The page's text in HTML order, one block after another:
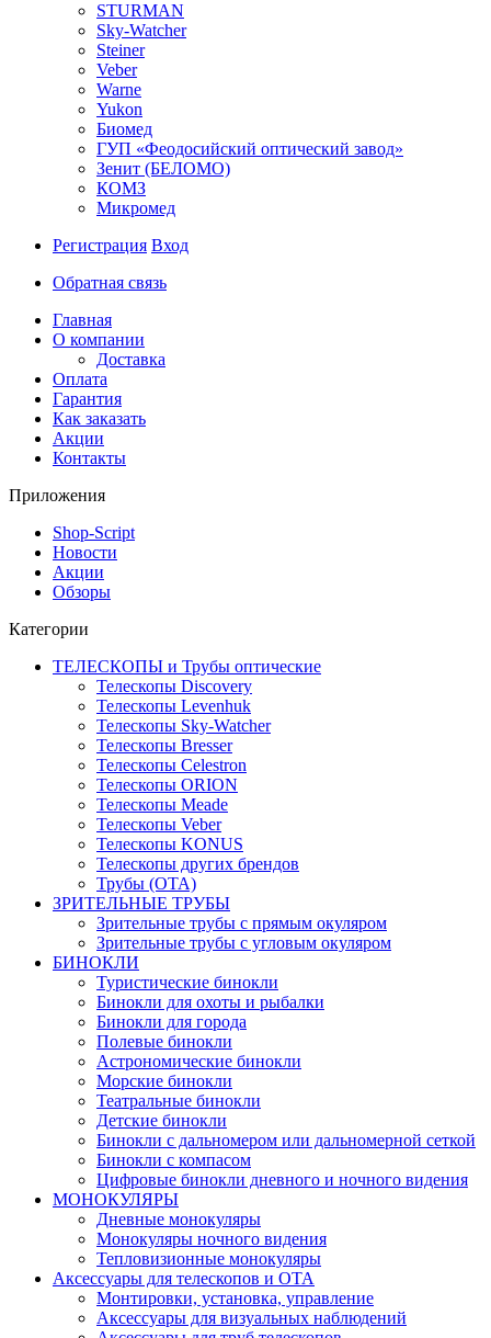
STURMAN
Sky-Watcher
Steiner
Veber
Warne
Yukon
Биомед
ГУП «Феодосийский оптический завод»
Зенит (БЕЛОМО)
КОМЗ
Микромед
Регистрация Вход
Обратная связь
Главная
О компании
Доставка
Оплата
Гарантия
Как заказать
Акции
Контакты
Приложения
Shop-Script
Новости
Акции
Обзоры
Категории
ТЕЛЕСКОПЫ и Трубы оптические
Телескопы Discovery
Телескопы Levenhuk
Телескопы Sky-Watcher
Телескопы Bresser
Телескопы Celestron
Телескопы ORION
Телескопы Meade
Телескопы Veber
Телескопы KONUS
Телескопы других брендов
Трубы (ОТА)
ЗРИТЕЛЬНЫЕ ТРУБЫ
Зрительные трубы с прямым окуляром
Зрительные трубы с угловым окуляром
БИНОКЛИ
Туристические бинокли
Бинокли для охоты и рыбалки
Бинокли для города
Полевые бинокли
Астрономические бинокли
Морские бинокли
Театральные бинокли
Детские бинокли
Бинокли с дальномером или дальномерной сеткой
Бинокли с компасом
Цифровые бинокли дневного и ночного видения
МОНОКУЛЯРЫ
Дневные монокуляры
Монокуляры ночного видения
Тепловизионные монокуляры
Аксессуары для телескопов и ОТА
Монтировки, установка, управление
Аксессуары для визуальных наблюдений